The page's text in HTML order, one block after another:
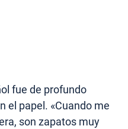
fue de profundo
el papel. «Cuando me
son zapatos muy